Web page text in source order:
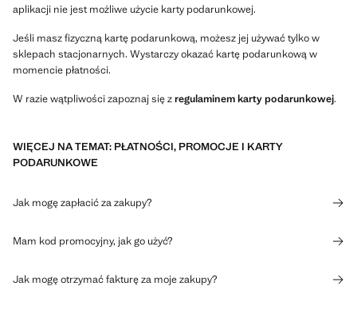
aplikacji nie jest możliwe użycie karty podarunkowej.
Jeśli masz fizyczną kartę podarunkową, możesz jej używać tylko w
sklepach stacjonarnych. Wystarczy okazać kartę podarunkową w
momencie płatności.
W razie wątpliwości zapoznaj się zregulaminem karty podarunkowej.
WIĘCEJ NA TEMAT: PŁATNOŚCI, PROMOCJE I KARTY
PODARUNKOWE
Jak mogę zapłacić za zakupy?
Mam kod promocyjny, jak go użyć?
Jak mogę otrzymać fakturę za moje zakupy?